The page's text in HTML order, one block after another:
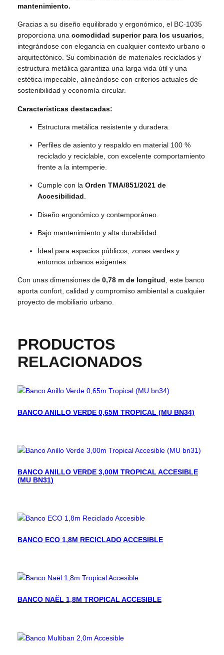
mantenimiento.
Gracias a su diseño equilibrado y ergonómico, el BC-1035
proporciona una comodidad superior para los usuarios,
integrándose con elegancia en cualquier contexto urbano o
arquitectónico. Su combinación de materiales reciclados y
estructura metálica garantiza una larga vida útil y una
estética impecable, alineándose con criterios actuales de
sostenibilidad y economía circular.
Características destacadas:
Estructura metálica resistente y duradera.
Perfiles de asiento y respaldo en material 100 %
reciclado y reciclable, con excelente comportamiento
frente a la intemperie.
Cumple con la Orden TMA/851/2021 de
Accesibilidad.
Diseño ergonómico y contemporáneo.
Bajo mantenimiento y alta durabilidad.
Ideal para espacios públicos, zonas verdes y
entornos urbanos exigentes.
Con unas dimensiones de 0,78 m de longitud, este banco
aporta confort, calidad y compromiso ambiental a cualquier
proyecto de mobiliario urbano.
PRODUCTOS
RELACIONADOS
BANCO ANILLO VERDE 0,65M TROPICAL (MU BN34)
BANCO ANILLO VERDE 3,00M TROPICAL ACCESIBLE
(MU BN31)
BANCO ECO 1,8M RECICLADO ACCESIBLE
BANCO NAËL 1,8M TROPICAL ACCESIBLE